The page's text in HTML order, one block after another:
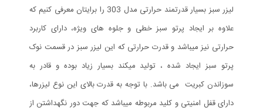
لیزر سبز بسیار قدرتمند حرارتی مدل 303 را برایتان معرفی کنیم که
علاوه بر ایجاد پرتو سبز خطی و جلوه های ویژه، دارای کاربرد
حرارتی نیز میباشد و قدرت حرارتی که این لیزر سبز در قسمت نوک
پرتو سبز ایجاد شده ، تولید میکند بسیار زیاد بوده و قادر به
سوزاندن کبریت می باشد. با توجه به قدرت بالای این نوع لیزرها،
دارای قفل امنیتی و کلید مربوطه میباشد که جهت دور نگهداشتن از